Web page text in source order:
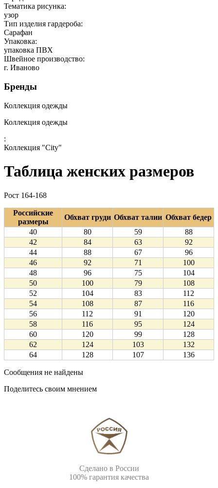
Тематика рисунка:
узор
Тип изделия гардероба:
Сарафан
Упаковка:
упаковка ПВХ
Швейное производство:
г. Иваново
Бренды
Коллекция одежды
Коллекция одежды
:
Коллекция "City"
Таблица женских размеров
Рост 164-168
Российские
размеры
Обхват груди Обхват талии Обхват бедер
40
80 59
88
42
84 63
92
44
88 67
96
46
92 71
100
48
96 75
104
50
100 79
108
52
104 83
112
54
108 87
116
56
112 91
120
58
116 95
124
60
120 99
128
62
124 103
132
64
128 107 136
Сообщения не найдены
Поделитесь своим мнением
Сделано в России
100% гарантия качества